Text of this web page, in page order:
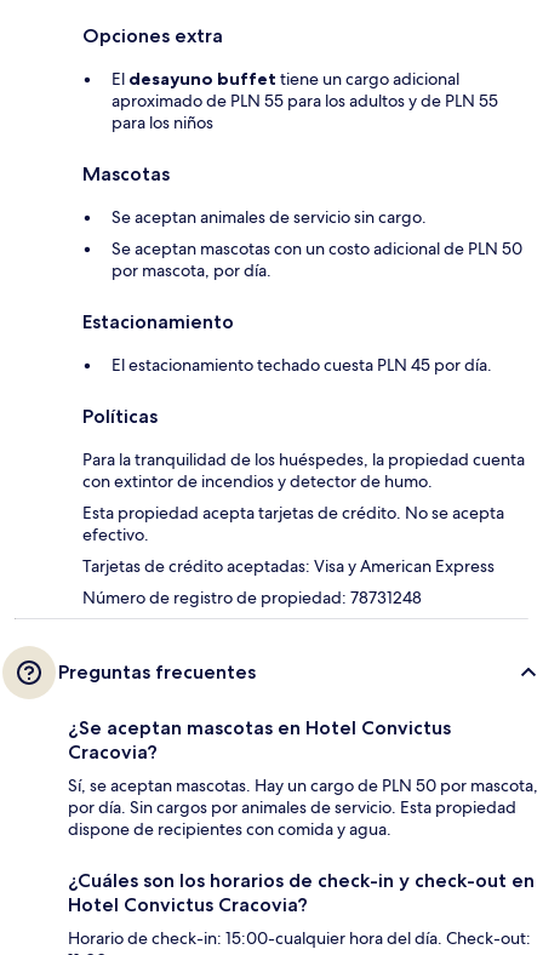
Opciones extra
El desayuno buffet tiene un cargo adicional
aproximado de PLN 55 para los adultos y de PLN 55
para los niños
Mascotas
Se aceptan animales de servicio sin cargo.
Se aceptan mascotas con un costo adicional de PLN 50
por mascota, por día.
Estacionamiento
El estacionamiento techado cuesta PLN 45 por día.
Políticas
Para la tranquilidad de los huéspedes, la propiedad cuenta
con extintor de incendios y detector de humo.
Esta propiedad acepta tarjetas de crédito. No se acepta
efectivo.
Tarjetas de crédito aceptadas: Visa y American Express
Número de registro de propiedad: 78731248
Preguntas frecuentes
¿Se aceptan mascotas en Hotel Convictus
Cracovia?
Sí, se aceptan mascotas. Hay un cargo de PLN 50 por mascota,
por día. Sin cargos por animales de servicio. Esta propiedad
dispone de recipientes con comida y agua.
¿Cuáles son los horarios de check-in y check-out en
Hotel Convictus Cracovia?
Horario de check-in: 15:00-cualquier hora del día. Check-out: